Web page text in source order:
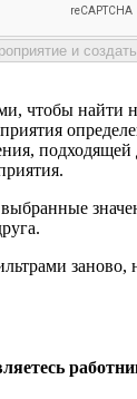
и
чтобы найти